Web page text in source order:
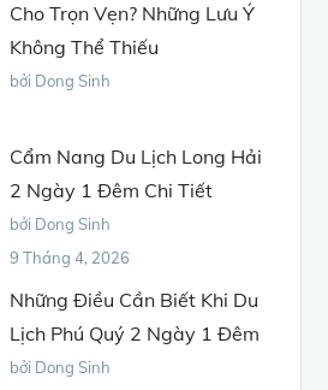
Cho Trọn Vẹn? Những Lưu Ý
Không Thể Thiếu
bởi Dong Sinh
Cẩm Nang Du Lịch Long Hải
2 Ngày 1 Đêm Chi Tiết
bởi Dong Sinh
9 Tháng 4, 2026
Những Điều Cần Biết Khi Du
Lịch Phú Quý 2 Ngày 1 Đêm
bởi Dong Sinh